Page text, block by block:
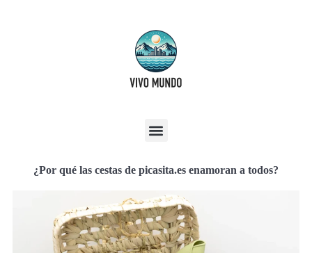
¿Por qué las cestas de picasita.es enamoran a todos?